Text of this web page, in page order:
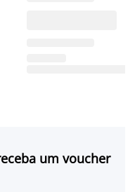
um voucher